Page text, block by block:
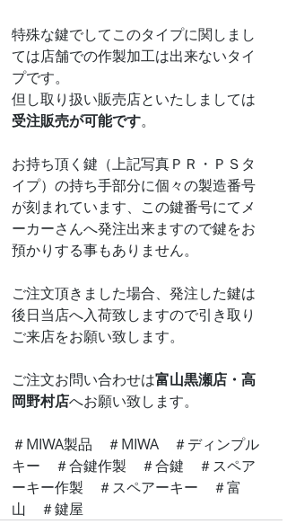
特殊な鍵でしてこのタイプに関しまし
ては店舗での作製加工は出来ないタイ
プです。
但し取り扱い販売店といたしましては
受注販売が可能です。
お持ち頂く鍵（上記写真ＰＲ・ＰＳタ
イプ）の持ち手部分に個々の製造番号
が刻まれています、この鍵番号にてメ
ーカーさんへ発注出来ますので鍵をお
預かりする事もありません。
ご注文頂きました場合、発注した鍵は
後日当店へ入荷致しますので引き取り
ご来店をお願い致します。
ご注文お問い合わせは富山黒瀬店・高
岡野村店へお願い致します。
＃MIWA製品　＃MIWA　＃ディンプル
キー　＃合鍵作製　＃合鍵　＃スペア
ーキー作製　＃スペアーキー　＃富
山　＃鍵屋